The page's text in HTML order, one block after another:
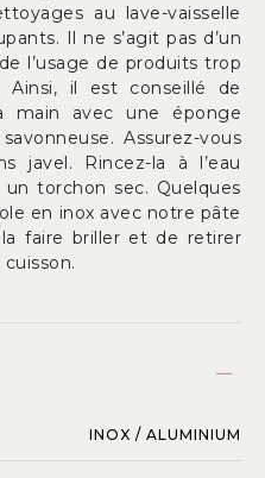
au lave-vaisselle
Il ne s’agit pas d’un
l’usage de produits trop
Ainsi, il est conseillé de
main avec une éponge
Assurez-vous
javel. Rincez-la à l’eau
torchon sec. Quelques
en inox avec notre pâte
faire briller et de retirer
INOX / ALUMINIUM